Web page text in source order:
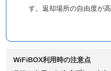
す。返却場所の自由度が
WiFiBOX利用時の注意点